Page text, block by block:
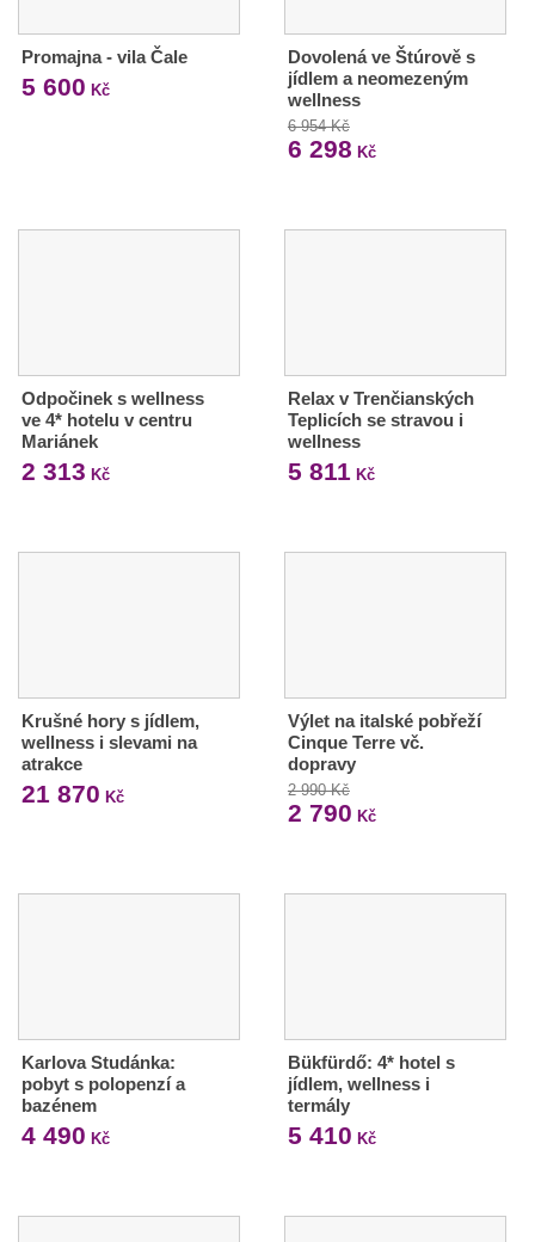
Promajna - vila Čale
5 600 Kč
Dovolená ve Štúrově s
jídlem a neomezeným
wellness
6 954 Kč
6 298 Kč
Odpočinek s wellness
ve 4* hotelu v centru
Mariánek
2 313 Kč
Relax v Trenčianských
Teplicích se stravou i
wellness
5 811 Kč
Krušné hory s jídlem,
wellness i slevami na
atrakce
21 870 Kč
Výlet na italské pobřeží
Cinque Terre vč.
dopravy
2 990 Kč
2 790 Kč
Karlova Studánka:
pobyt s polopenzí a
bazénem
4 490 Kč
Bükfürdő: 4* hotel s
jídlem, wellness i
termály
5 410 Kč